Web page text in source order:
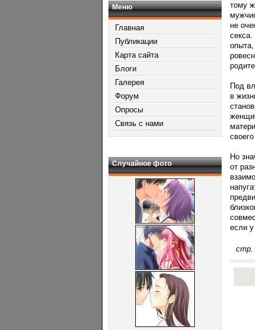
Меню
Главная
Публикации
Карта сайта
Блоги
Галерея
Форум
Опросы
Связь с нами
Случайное фото
тому
не
Под
в
Но
от
если
стр.